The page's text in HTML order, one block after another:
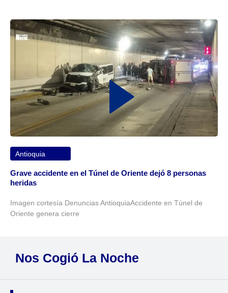
Antioquia
Grave accidente en el Túnel de Oriente dejó 8 personas
heridas
Imagen cortesía Denuncias AntioquiaAccidente en Túnel de
Oriente genera cierre
Nos Cogió La Noche